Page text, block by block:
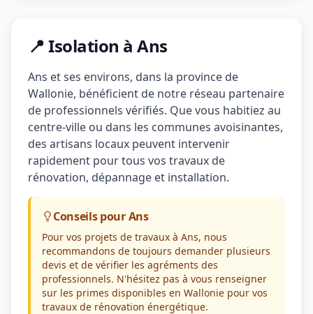
📍 Isolation à Ans
Ans et ses environs, dans la province de
Wallonie, bénéficient de notre réseau partenaire
de professionnels vérifiés. Que vous habitiez au
centre-ville ou dans les communes avoisinantes,
des artisans locaux peuvent intervenir
rapidement pour tous vos travaux de
rénovation, dépannage et installation.
Conseils pour Ans
Pour vos projets de travaux à Ans, nous
recommandons de toujours demander plusieurs
devis et de vérifier les agréments des
professionnels. N'hésitez pas à vous renseigner
sur les primes disponibles en Wallonie pour vos
travaux de rénovation énergétique.